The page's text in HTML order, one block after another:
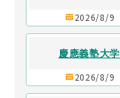
2026/8/9
慶應義塾大学
2026/8/9